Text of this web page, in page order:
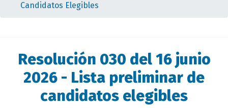
Candidatos Elegibles
Resolución 030 del 16 junio
2026 - Lista preliminar de
candidatos elegibles